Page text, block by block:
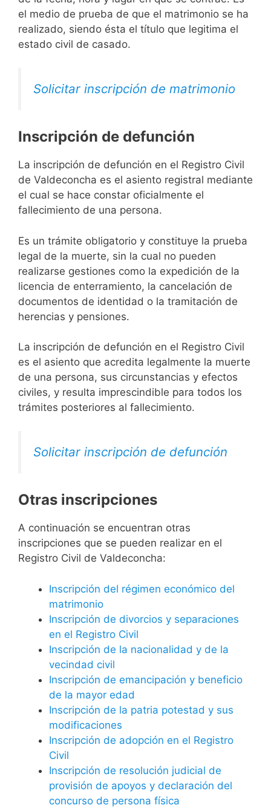
el medio de prueba de que el matrimonio se ha
realizado, siendo ésta el título que legitima el
estado civil de casado.
Solicitar inscripción de matrimonio
Inscripción de defunción
La inscripción de defunción en el Registro Civil
de Valdeconcha es el asiento registral mediante
el cual se hace constar oficialmente el
fallecimiento de una persona.
Es un trámite obligatorio y constituye la prueba
legal de la muerte, sin la cual no pueden
realizarse gestiones como la expedición de la
licencia de enterramiento, la cancelación de
documentos de identidad o la tramitación de
herencias y pensiones.
La inscripción de defunción en el Registro Civil
es el asiento que acredita legalmente la muerte
de una persona, sus circunstancias y efectos
civiles, y resulta imprescindible para todos los
trámites posteriores al fallecimiento.
Solicitar inscripción de defunción
Otras inscripciones
A continuación se encuentran otras
inscripciones que se pueden realizar en el
Registro Civil de Valdeconcha:
Inscripción del régimen económico del
matrimonio
Inscripción de divorcios y separaciones
en el Registro Civil
Inscripción de la nacionalidad y de la
vecindad civil
Inscripción de emancipación y beneficio
de la mayor edad
Inscripción de la patria potestad y sus
modificaciones
Inscripción de adopción en el Registro
Civil
Inscripción de resolución judicial de
provisión de apoyos y declaración del
concurso de persona física